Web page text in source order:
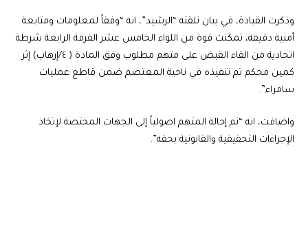
وذكرت القيادة، في بيان تلقته “الرشيد”، انه “وفقاً لمعلومات ومتابعة
أمنية دقيقة، تمكنت قوة من اللواء الخامس عشر الفرقة الرابعة شرطة
اتحادية من القاء القبض على متهم مطلوب وفق المادة ( ٤/إرهاب) إثر
كمين محكم تم تنفيذه في ناحية المعتصم ضمن قاطع عمليات
سامراء”.
واضافت، انه “تم إحالة المتهم اصولياً إلى الجهات المختصة لإتخاذ
الإجراءات التحقيقية والقانونية بحقه”.